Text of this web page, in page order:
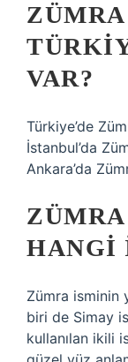
VAR?
Türkiye’de
İstanbul’da
Ankara’da
HANGI
Zümra isminin
biri de Simay
kullanılan ikili